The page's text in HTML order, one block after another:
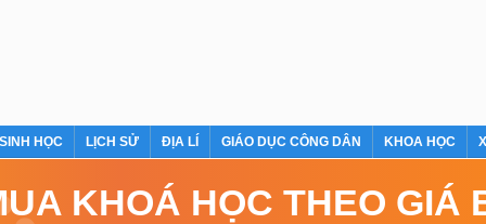
SINH HỌC LỊCH SỬ ĐỊA LÍ GIÁO DỤC CÔNG DÂN KHOA HỌC
KHOÁ HỌC THEO GIÁ